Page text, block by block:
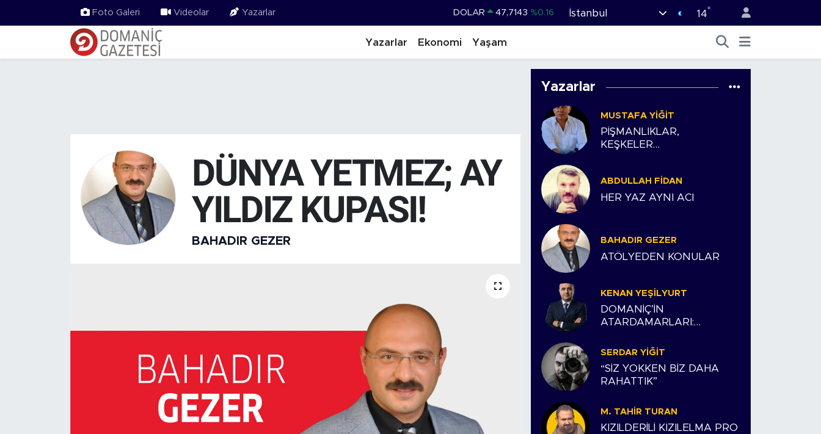
Foto Galeri Videolar Yazarlar DOLAR 47,7143 %0.16
STERLİN 64,2463 %0.07
%-0.63
İstanbul 14°
Yazarlar Ekonomi Yaşam
DÜNYA YETMEZ; AY
YILDIZ KUPASI!
BAHADIR GEZER
Yazarlar
MUSTAFA YIĞIT
PİŞMANLIKLAR,
KEŞKELER…
ABDULLAH FIDAN
HER YAZ AYNI ACI
BAHADIR GEZER
ATÖLYEDEN KONULAR
KENAN YEŞILYURT
DOMANİÇ’İN
ATARDAMARLARI:
HİKAYEMİZ
SERDAR YIĞIT
“SİZ YOKKEN BİZ DAHA
RAHATTIK”
M. TAHIR TURAN
KIZILDERİLİ KIZILELMA PRO